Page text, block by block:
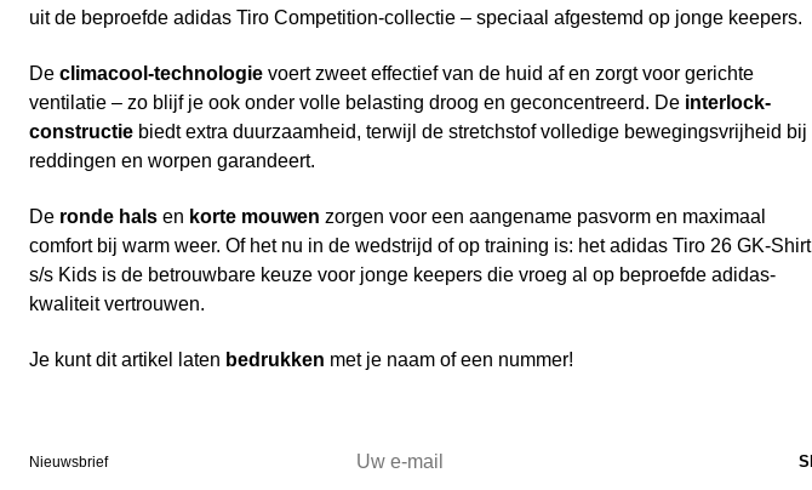
uit de beproefde adidas Tiro Competition-collectie – speciaal afgestemd op jonge keepers.
De climacool-technologie voert zweet effectief van de huid af en zorgt voor gerichte
ventilatie – zo blijf je ook onder volle belasting droog en geconcentreerd. De interlock-
constructie biedt extra duurzaamheid, terwijl de stretchstof volledige bewegingsvrijheid bij
reddingen en worpen garandeert.
De ronde hals en korte mouwen zorgen voor een aangename pasvorm en maximaal
comfort bij warm weer. Of het nu in de wedstrijd of op training is: het adidas Tiro 26 GK-Shirt
s/s Kids is de betrouwbare keuze voor jonge keepers die vroeg al op beproefde adidas-
kwaliteit vertrouwen.
Je kunt dit artikel laten bedrukken met je naam of een nummer!
Nieuwsbrief